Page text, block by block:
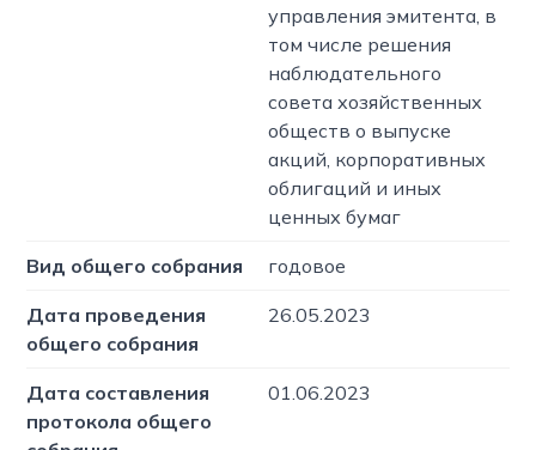
управления эмитента, в
том числе решения
наблюдательного
совета хозяйственных
обществ о выпуске
акций, корпоративных
облигаций и иных
ценных бумаг
Вид общего собрания годовое
Дата проведения
общего собрания
26.05.2023
Дата составления
протокола общего
01.06.2023